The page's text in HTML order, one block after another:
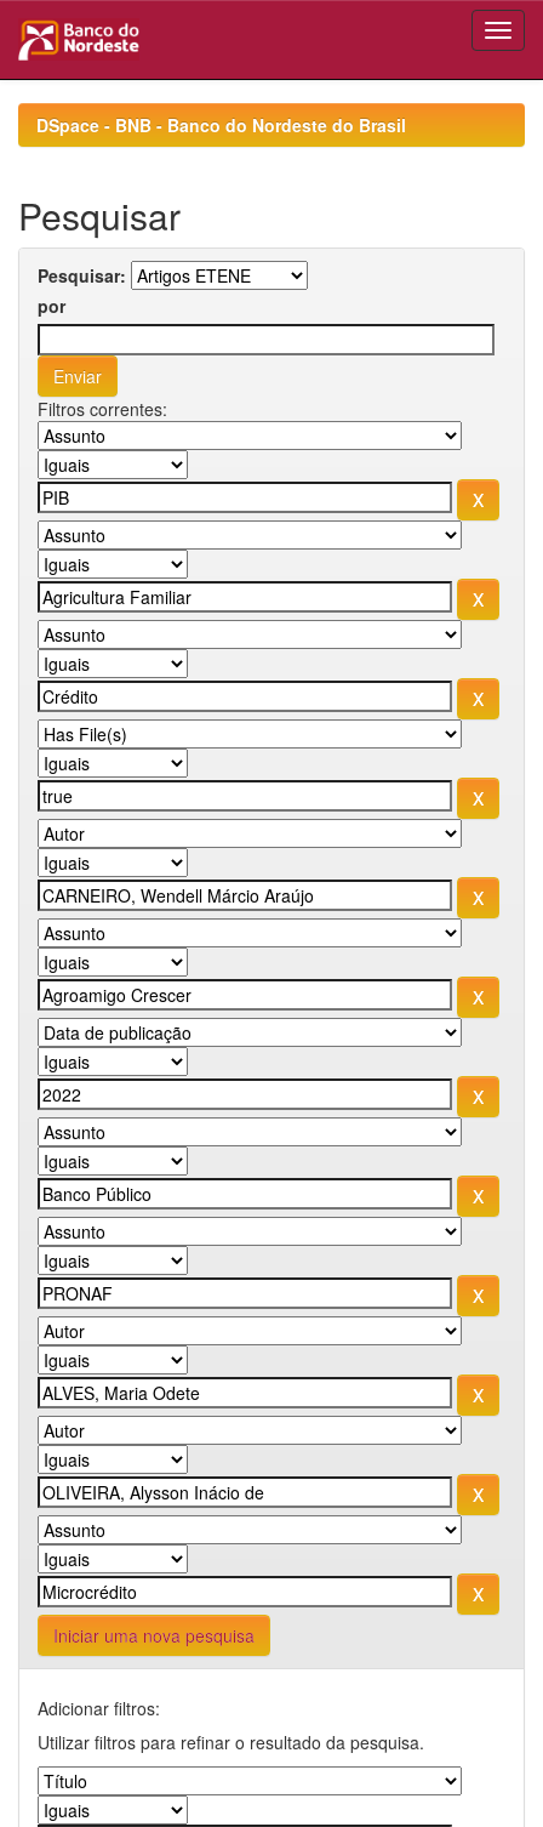
navigationDSpace - BNB - Banco do Nordeste do Brasil
Pesquisar
Pesquisar:
por
Filtros correntes:
Iniciar uma nova pesquisa
Adicionar filtros:
Utilizar filtros para refinar o resultado da pesquisa.